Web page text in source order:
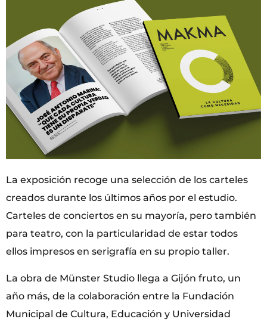
La exposición recoge una selección de los carteles
creados durante los últimos años por el estudio.
Carteles de conciertos en su mayoría, pero también
para teatro, con la particularidad de estar todos
ellos impresos en serigrafía en su propio taller.
La obra de Münster Studio llega a Gijón fruto, un
año más, de la colaboración entre la Fundación
Municipal de Cultura, Educación y Universidad